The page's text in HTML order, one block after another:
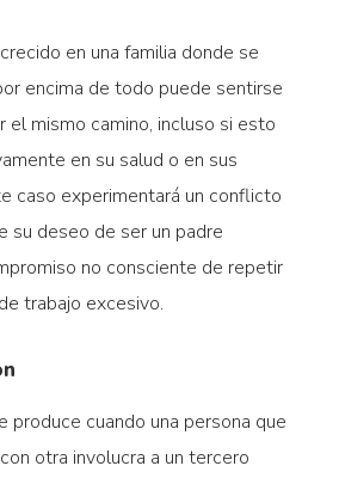
en una familia donde se
encima de todo puede sentirse
el mismo camino, incluso si esto
en su salud o en sus
caso experimentará un conflicto
su deseo de ser un padre
no consciente de repetir
trabajo excesivo.
produce cuando una persona que
otra involucra a un tercero